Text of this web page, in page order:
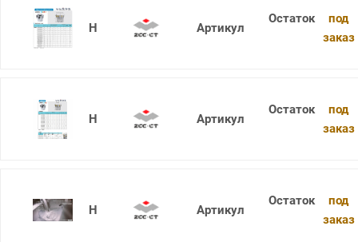
XMR01-063-A27-SD06-10
под
заказ
XMR01-063-A27-SD09-06
под
заказ
XMR01-063-A27-SD12-05
под
заказ